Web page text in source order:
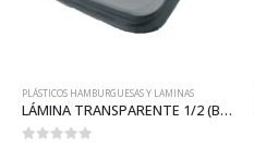
PLÁSTICOS HAMBURGUESAS Y LAMINAS
LÁMINA TRANSPARENTE 1/2 (B087)